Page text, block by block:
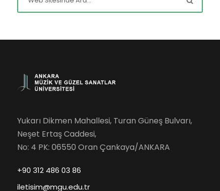
Yukarı Dikmen Mahallesi, Turan Güneş Bulvarı,
Neşet Ertaş Caddesi,
No: 4 PK: 06550 Oran Çankaya/ANKARA
+90 312 486 03 86
iletisim@mgu.edu.tr